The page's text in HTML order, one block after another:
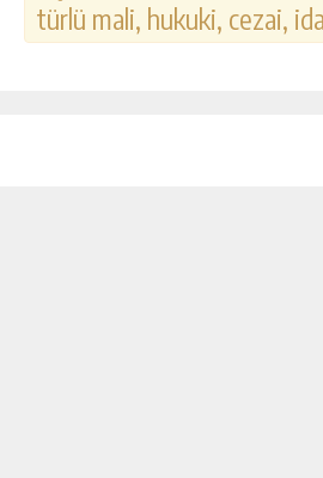
türlü mali, hukuki, cezai,